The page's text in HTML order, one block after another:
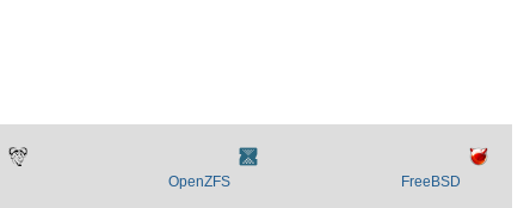
OpenZFS FreeBSD